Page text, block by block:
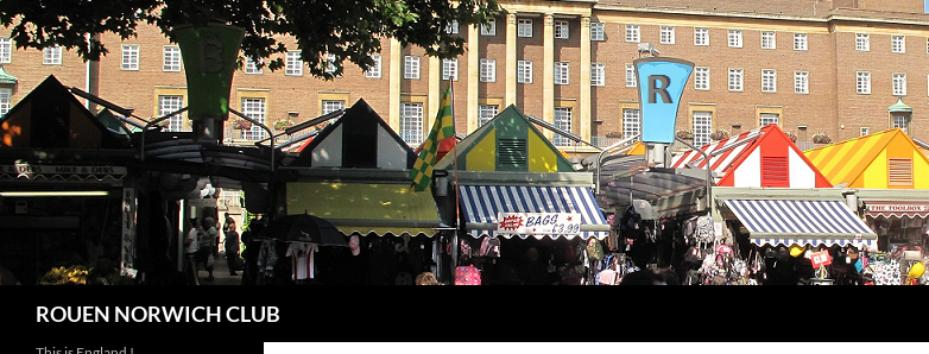
Aller
au
contenu
ROUEN NORWICH CLUB